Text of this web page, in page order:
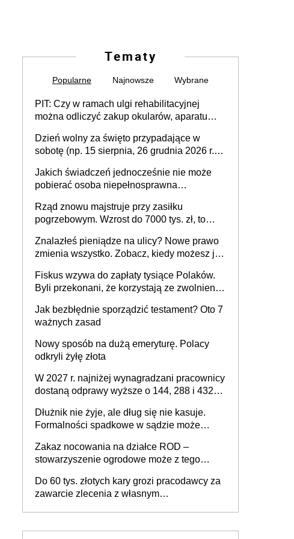
Tematy
Popularne Najnowsze Wybrane
PIT: Czy w ramach ulgi rehabilitacyjnej
można odliczyć zakup okularów, aparatu
Dzień wolny za święto przypadające w
sobotę (np. 15 sierpnia, 26 grudnia 2026 r.) –
pracodawcy (sektor prywatny i administracja
publiczna), najczęstsze pytania
Jakich świadczeń jednocześnie nie może
pobierać osoba niepełnosprawna
Rząd znowu majstruje przy zasiłku
pogrzebowym. Wzrost do 7000 tys. zł, to
Znalazłeś pieniądze na ulicy? Nowe prawo
zmienia wszystko. Zobacz, kiedy możesz je
Fiskus wzywa do zapłaty tysiące Polaków.
Byli przekonani, że korzystają ze zwolnienia
Jak bezbłędnie sporządzić testament? Oto 7
ważnych zasad
Nowy sposób na dużą emeryturę. Polacy
odkryli żyłę złota
W 2027 r. najniżej wynagradzani pracownicy
dostaną odprawy wyższe o 144, 288 i 432
Dłużnik nie żyje, ale dług się nie kasuje.
Formalności spadkowe w sądzie może
zmarłego
Zakaz nocowania na działce ROD –
stowarzyszenie ogrodowe może z tego
działki (wypowiedzieć dzierżawę)?
Do 60 tys. złotych kary grozi pracodawcy za
zawarcie zlecenia z własnym